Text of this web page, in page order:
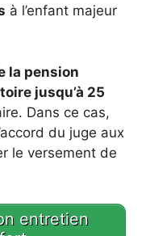
à l’enfant majeur
la pension
jusqu’à 25
Dans ce cas,
du juge aux
le versement de
entretien